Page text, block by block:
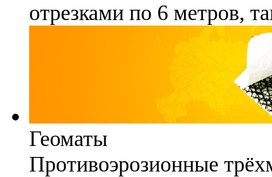
отрезками по 6 метров,
Геоматы
Противоэрозионные